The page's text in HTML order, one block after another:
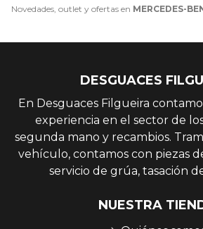
Novedades, outlet y ofertas en MERCEDES-
DESGUACES
En Desguaces Filgueira
experiencia en el sector de
segunda mano y recambios.
vehículo, contamos con piezas
servicio de grúa, tasación
NUESTRA